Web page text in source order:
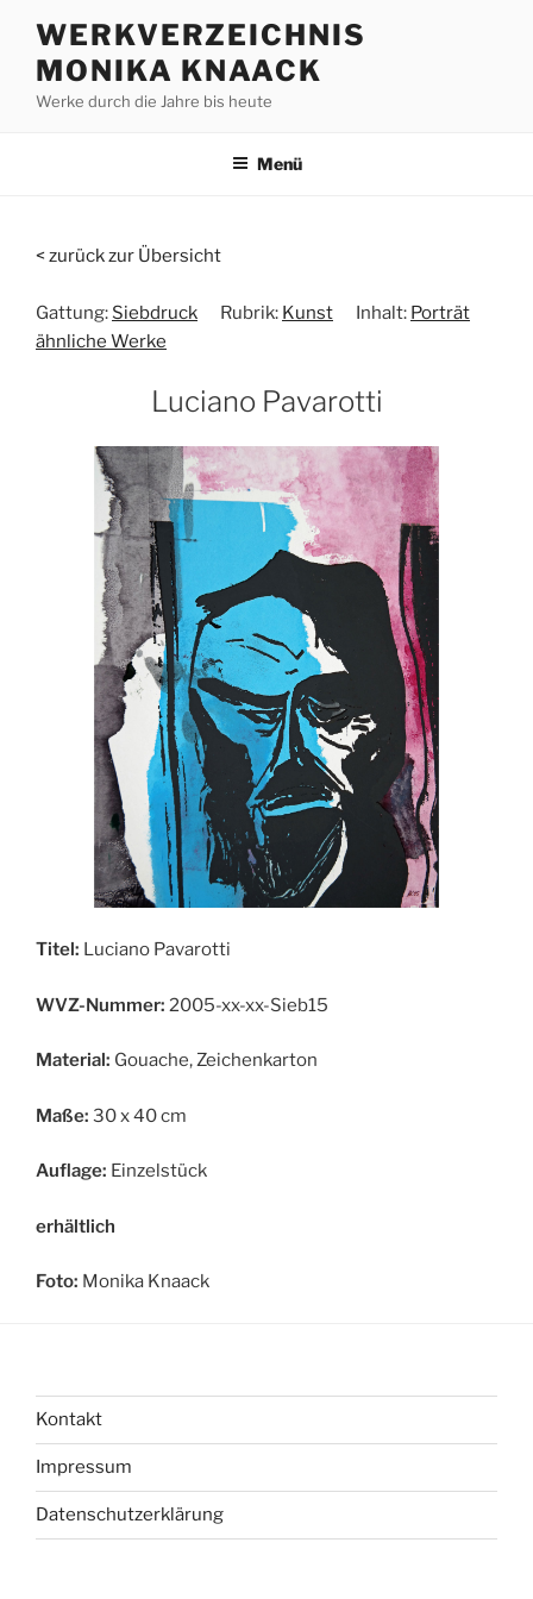
Inhalt
springen
WERKVERZEICHNIS
MONIKA KNAACK
Werke durch die Jahre bis heute
Menü
< zurück zur Übersicht
Gattung: Siebdruck Rubrik: Kunst Inhalt: Porträt
ähnliche Werke
Luciano Pavarotti
Titel: Luciano Pavarotti
WVZ-Nummer: 2005-xx-xx-Sieb15
Material: Gouache, Zeichenkarton
Maße: 30 x 40 cm
Auflage: Einzelstück
erhältlich
Foto: Monika Knaack
Kontakt
Impressum
Datenschutzerklärung